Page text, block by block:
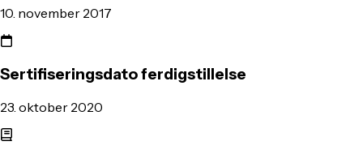
10. november 2017
Sertifiseringsdato ferdigstillelse
23. oktober 2020